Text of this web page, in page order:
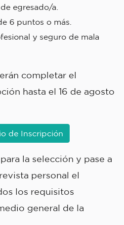
egresado/a.
6 puntos o más.
y seguro de mala
completar el
hasta el 16 de agosto
de Inscripción
la selección y pase a
personal el
los requisitos
general de la